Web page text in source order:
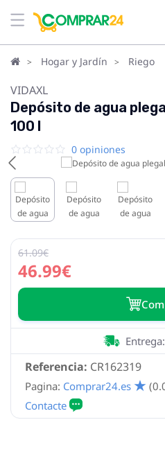
Hogar y Jardín Riego
VIDAXL
Depósito de agua
100 l
0 opiniones
46.99€
61.09€
Referencia: CR162319
Pagina: Comprar24.es